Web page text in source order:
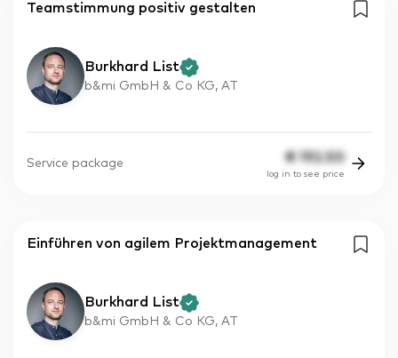
Teamstimmung positiv gestalten
Burkhard List
b&mi GmbH & Co KG, AT
Service package € 192.50
log in to see price
Einführen von agilem Projektmanagement
Burkhard List
b&mi GmbH & Co KG, AT